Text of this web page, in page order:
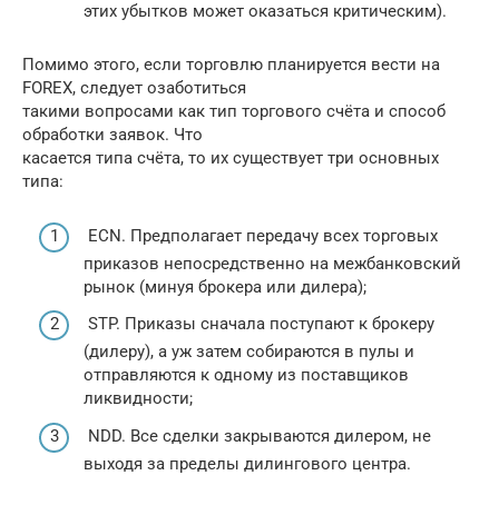
этих убытков может оказаться критическим).
Помимо этого, если торговлю планируется вести на
FOREX, следует озаботиться
такими вопросами как тип торгового счёта и способ
обработки заявок. Что
касается типа счёта, то их существует три основных
типа:
ECN. Предполагает передачу всех торговых
приказов непосредственно на межбанковский
рынок (минуя брокера или дилера);
STP. Приказы сначала поступают к брокеру
(дилеру), а уж затем собираются в пулы и
отправляются к одному из поставщиков
ликвидности;
NDD. Все сделки закрываются дилером, не
выходя за пределы дилингового центра.